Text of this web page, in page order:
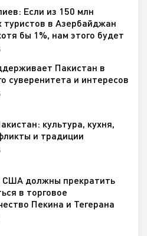
Если из 150 млн
туристов в Азербайджан
бы 1%, нам этого будет
Пакистан в
суверенитета и интересов
культура, кухня,
и традиции
должны прекратить
в торговое
Пекина и Тегерана